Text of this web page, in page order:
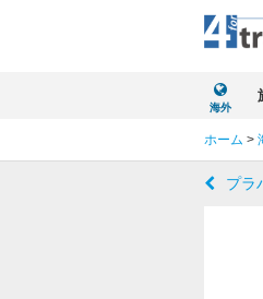
海外
ホーム >
プラ